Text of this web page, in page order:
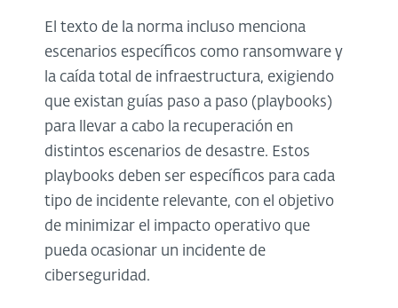
El texto de la norma incluso menciona
escenarios específicos como ransomware y
la caída total de infraestructura, exigiendo
que existan guías paso a paso (playbooks)
para llevar a cabo la recuperación en
distintos escenarios de desastre. Estos
playbooks deben ser específicos para cada
tipo de incidente relevante, con el objetivo
de minimizar el impacto operativo que
pueda ocasionar un incidente de
ciberseguridad.